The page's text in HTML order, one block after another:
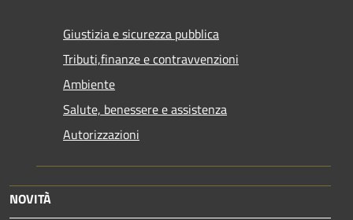
Giustizia e sicurezza pubblica
Tributi,finanze e contravvenzioni
Ambiente
Salute, benessere e assistenza
Autorizzazioni
NOVITÀ